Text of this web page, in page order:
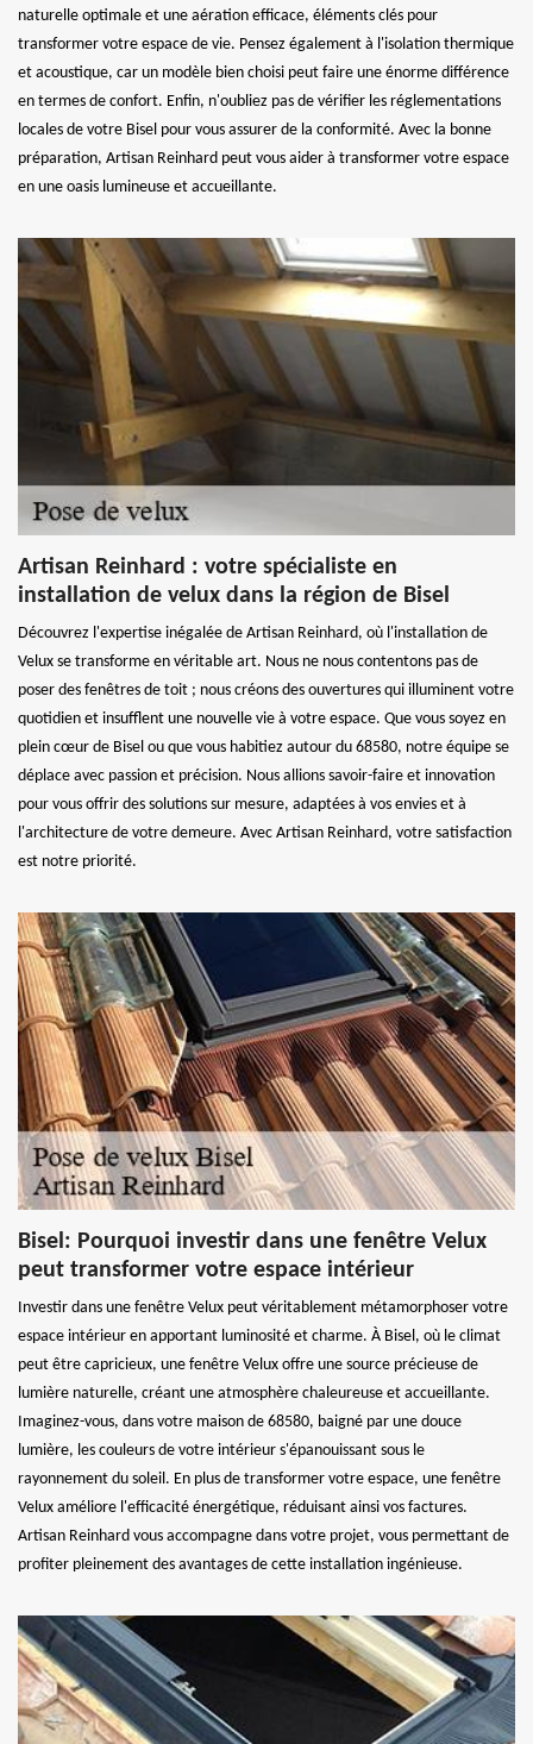
naturelle optimale et une aération efficace, éléments clés pour
transformer votre espace de vie. Pensez également à l'isolation thermique
et acoustique, car un modèle bien choisi peut faire une énorme différence
en termes de confort. Enfin, n'oubliez pas de vérifier les réglementations
locales de votre Bisel pour vous assurer de la conformité. Avec la bonne
préparation, Artisan Reinhard peut vous aider à transformer votre espace
en une oasis lumineuse et accueillante.
Artisan Reinhard : votre spécialiste en
installation de velux dans la région de Bisel
Découvrez l'expertise inégalée de Artisan Reinhard, où l'installation de
Velux se transforme en véritable art. Nous ne nous contentons pas de
poser des fenêtres de toit ; nous créons des ouvertures qui illuminent votre
quotidien et insufflent une nouvelle vie à votre espace. Que vous soyez en
plein cœur de Bisel ou que vous habitiez autour du 68580, notre équipe se
déplace avec passion et précision. Nous allions savoir-faire et innovation
pour vous offrir des solutions sur mesure, adaptées à vos envies et à
l'architecture de votre demeure. Avec Artisan Reinhard, votre satisfaction
est notre priorité.
Bisel: Pourquoi investir dans une fenêtre Velux
peut transformer votre espace intérieur
Investir dans une fenêtre Velux peut véritablement métamorphoser votre
espace intérieur en apportant luminosité et charme. À Bisel, où le climat
peut être capricieux, une fenêtre Velux offre une source précieuse de
lumière naturelle, créant une atmosphère chaleureuse et accueillante.
Imaginez-vous, dans votre maison de 68580, baigné par une douce
lumière, les couleurs de votre intérieur s'épanouissant sous le
rayonnement du soleil. En plus de transformer votre espace, une fenêtre
Velux améliore l'efficacité énergétique, réduisant ainsi vos factures.
Artisan Reinhard vous accompagne dans votre projet, vous permettant de
profiter pleinement des avantages de cette installation ingénieuse.